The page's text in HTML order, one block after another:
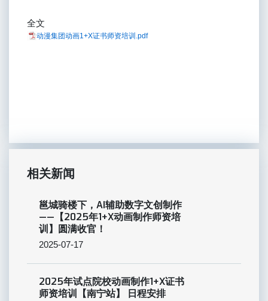
全文
动漫集团动画1+X证书师资培训.pdf
相关新闻
邕城骑楼下，AI辅助数字文创制作
——【2025年1+X动画制作师资培
训】圆满收官！
2025-07-17
2025年试点院校动画制作1+X证书
师资培训【南宁站】 日程安排